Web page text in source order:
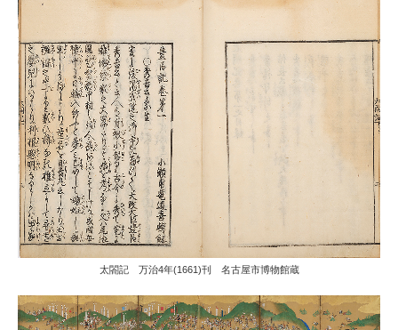
太閤記 万治4年(1661)刊 名古屋市博物館蔵